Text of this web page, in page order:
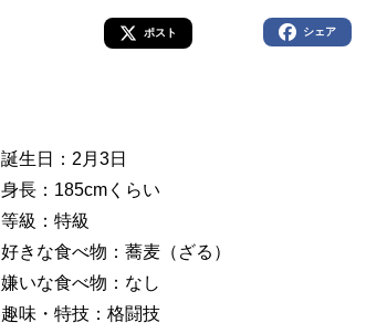
ポスト シェア
誕生日：2月3日
身長：185cmくらい
等級：特級
好きな食べ物：蕎麦（ざる）
嫌いな食べ物：なし
趣味・特技：格闘技